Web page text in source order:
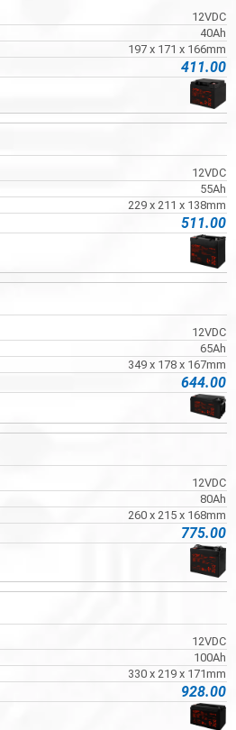
12VDC
40Ah
197 x 171 x 166mm
411.00
12VDC
55Ah
229 x 211 x 138mm
511.00
12VDC
65Ah
349 x 178 x 167mm
644.00
12VDC
80Ah
260 x 215 x 168mm
775.00
12VDC
100Ah
330 x 219 x 171mm
928.00